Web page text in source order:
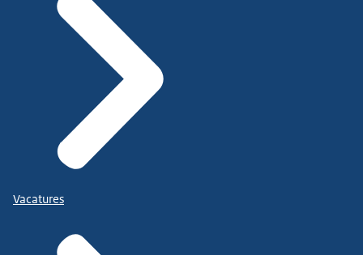
Vacatures